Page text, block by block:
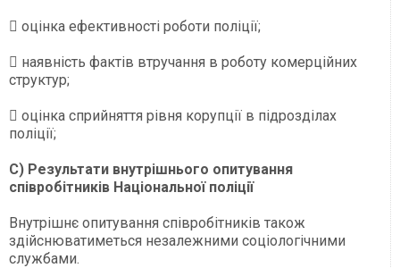
 оцінка ефективності роботи поліції;
 наявність фактів втручання в роботу комерційних
структур;
 оцінка сприйняття рівня корупції в підрозділах
поліції;
C) Результати внутрішнього опитування
співробітників Національної поліції
Внутрішнє опитування співробітників також
здійснюватиметься незалежними соціологічними
службами.